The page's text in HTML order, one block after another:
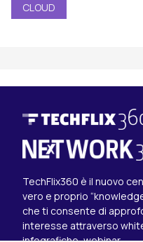
CLOUD
TechFlix360 è il nuovo
vero e proprio
che ti consente di
interesse attraverso